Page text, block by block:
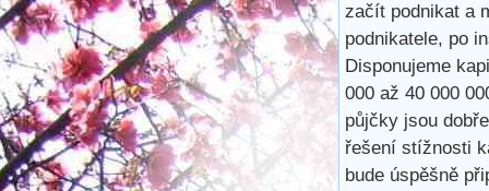
začít podnikat a
podnikatele, po
Disponujeme
000 až 40 000
půjčky jsou
řešení stížnosti
bude úspěšně